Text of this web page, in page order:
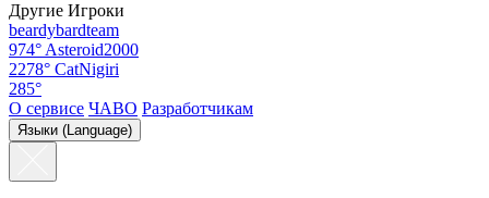
Другие Игроки
beardybardteam
974°Asteroid2000
2278° CatNigiri
285°
О сервисе ЧАВО Разработчикам
Языки (Language)